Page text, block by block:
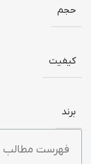
حجم
کیفیت
برند
فهرست مطالب